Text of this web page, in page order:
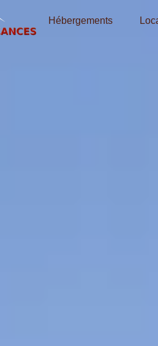
Hébergements